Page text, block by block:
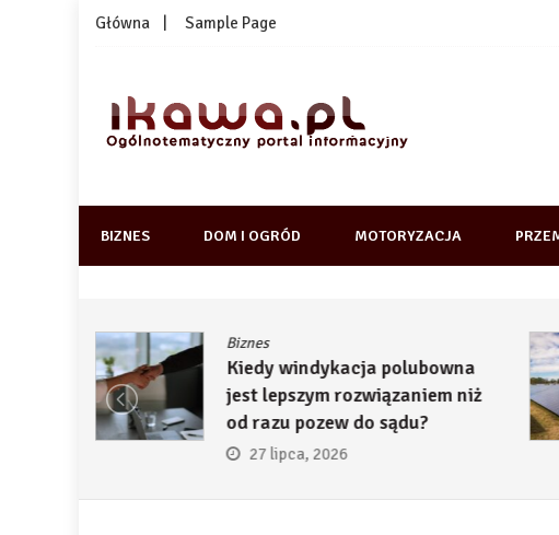
Skip
Główna Sample Page
1kawa.pl
BIZNES DOM I OGRÓD MOTORYZACJA
Biznes
Kiedy windykacja polubowna
jest lepszym rozwiązaniem niż
od razu pozew do sądu?
27 lipca, 2026